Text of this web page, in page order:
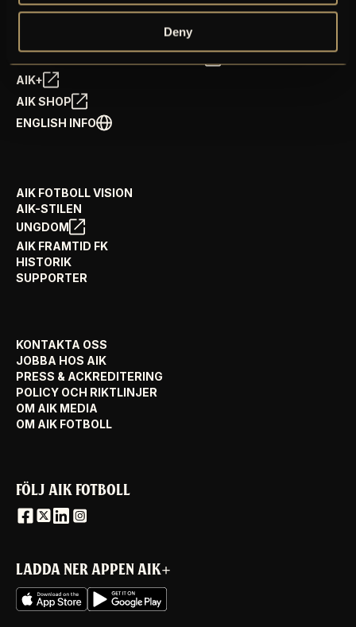
Deny
NYHETER
AIK+
AIK SHOP
ENGLISH INFO
AIK FOTBOLL VISION
AIK-STILEN
UNGDOM
AIK FRAMTID FK
HISTORIK
SUPPORTER
KONTAKTA OSS
JOBBA HOS AIK
PRESS & ACKREDITERING
POLICY OCH RIKTLINJER
OM AIK MEDIA
OM AIK FOTBOLL
FÖLJ AIK FOTBOLL
LADDA NER APPEN AIK+